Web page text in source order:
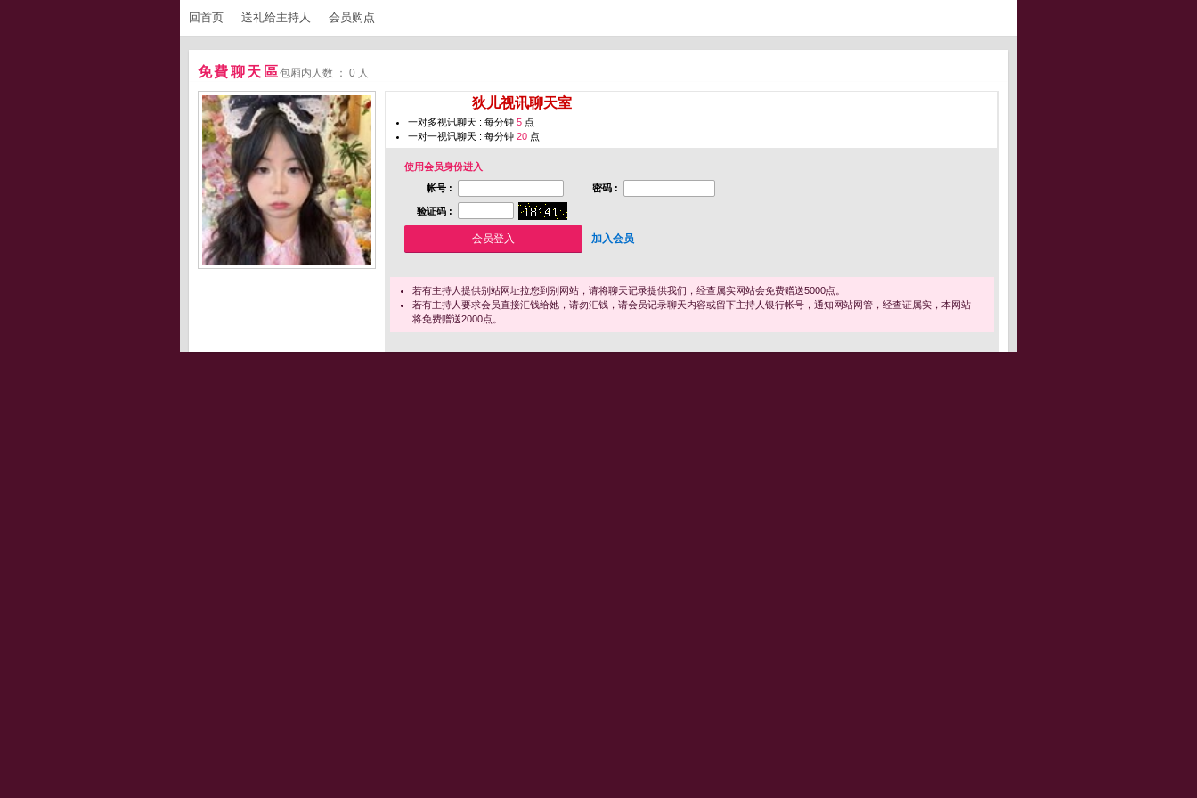
回首页 送礼给主持人 会员购点
免費聊天區包厢内人数 ： 0 人
狄儿视讯聊天室
一对多视讯聊天 : 每分钟 5 点
一对一视讯聊天 : 每分钟 20 点
使用会员身份进入
帐号 :
密码 :
验证码 :
加入会员
若有主持人提供别站网址拉您到别网站，请将聊天记录提供我们，经查属实网站会免费赠送5000点。
若有主持人要求会员直接汇钱给她，请勿汇钱，请会员记录聊天内容或留下主持人银行帐号，通知网站网管，经查证属实，本网站
将免费赠送2000点。